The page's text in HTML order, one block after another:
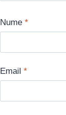
Nume *
Email *